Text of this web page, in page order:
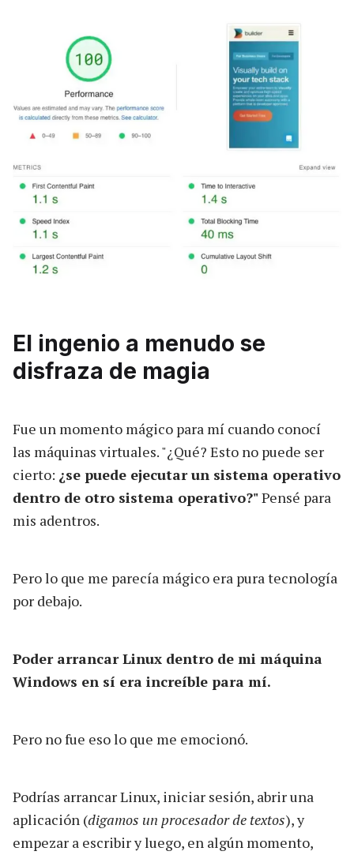
El ingenio a menudo se
disfraza de magia
Fue un momento mágico para mí cuando conocí
las máquinas virtuales. "¿Qué? Esto no puede ser
cierto: ¿se puede ejecutar un sistema operativo
dentro de otro sistema operativo?"Pensé para
mis adentros.
Pero lo que me parecía mágico era pura tecnología
por debajo.
Poder arrancar Linux dentro de mi máquina
Windows en sí era increíble para mí.
Pero no fue eso lo que me emocionó.
Podrías arrancar Linux, iniciar sesión, abrir una
aplicación (digamos un procesador de textos), y
empezar a escribir y luego, en algún momento,